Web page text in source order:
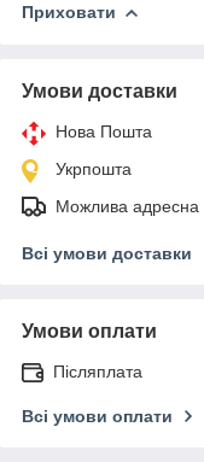
Приховати
Умови доставки
Нова Пошта
Укрпошта
Можлива адресна
Всі умови доставки
Умови оплати
Післяплата
Всі умови оплати